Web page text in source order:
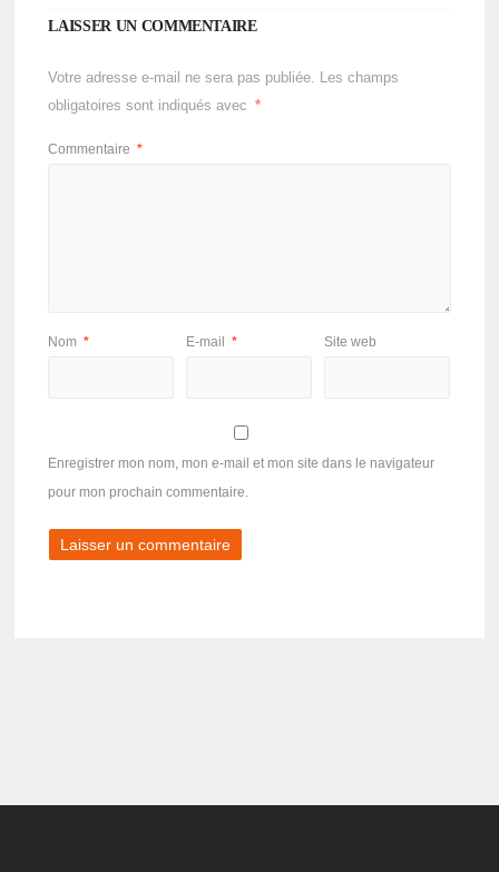
LAISSER UN COMMENTAIRE
Votre adresse e-mail ne sera pas publiée. Les champs
obligatoires sont indiqués avec
*
Commentaire *
Nom * E-mail * Site web
Enregistrer mon nom, mon e-mail et mon site dans le navigateur
pour mon prochain commentaire.